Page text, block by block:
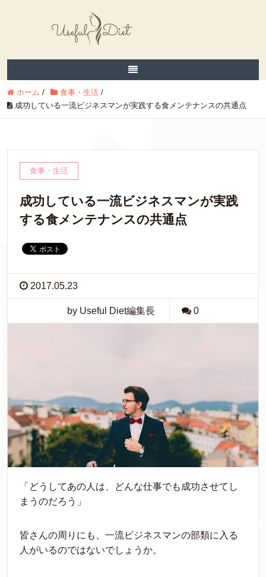
ホーム / 食事・生活 /
成功している一流ビジネスマンが実践する食メンテナンスの共通点
食事・生活
成功している一流ビジネスマンが実践
する食メンテナンスの共通点
2017.05.23
by Useful Diet編集長 0
「どうしてあの人は、どんな仕事でも成功させてし
まうのだろう」
皆さんの周りにも、一流ビジネスマンの部類に入る
人がいるのではないでしょうか。